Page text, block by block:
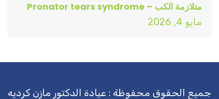
متلازمة الكب – Pronator tears syndrome
مايو 4, 2026
جميع الحقوق محفوظة : عيادة الدكتور مازن كرديه